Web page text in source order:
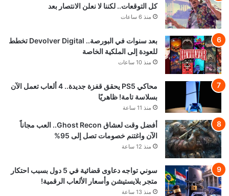
كل التوقعات.. لكننا لا نعلن الانتصار بعد
منذ 6 ساعات
بعد سنوات في البورصة.. Devolver Digital تخطط
للعودة إلى الملكية الخاصة
منذ 10 ساعات
محاكي PS5 يحقق قفزة جديدة.. 4 ألعاب تعمل الآن
بسلاسة تامة! ظاهريًا
منذ 11 ساعة
أفضل وقت لعشاق Ghost Recon.. العب مجاناً
الآن واغتنم خصومات تصل إلى 95%
منذ 12 ساعة
سوني تواجه دعاوى قضائية في 5 دول بسبب احتكار
متجر بلايستيشن وأسعار الألعاب الرقمية!
منذ 13 ساعة